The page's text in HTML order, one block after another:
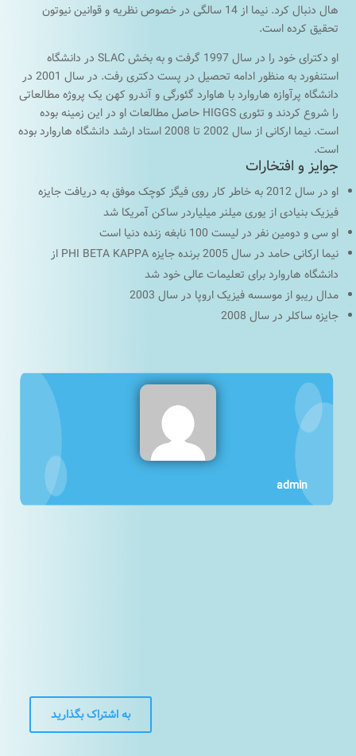
هال دنبال کرد. نیما از 14 سالگی در خصوص نظریه و قوانین نیوتون
تحقیق کرده است.
او دکترای خود را در سال 1997 گرفت و به بخش SLAC در دانشگاه
استنفورد به منظور ادامه تحصیل در پست دکتری رفت. در سال 2001 در
دانشگاه پرآوازه هاروارد با هاوارد گئورگی و آندرو کهن یک پروژه مطالعاتی
را شروع کردند و تئوری HIGGS حاصل مطالعات او در این زمینه بوده
است. نیما ارکانی از سال 2002 تا 2008 استاد ارشد دانشگاه هاروارد بوده
است.
جوایز و افتخارات
او در سال 2012 به خاطر کار روی فیگز کوچک موفق به دریافت جایزه
فیزیک بنیادی از یوری میلنر میلیاردر ساکن آمریکا شد
او سی و دومین نفر در لیست 100 نابغه زنده دنیا است
نیما ارکانی حامد در سال 2005 برنده جایزه PHI BETA KAPPA از
دانشگاه هاروارد برای تعلیمات عالی خود شد
مدال ریبو از موسسه فیزیک اروپا در سال 2003
جایزه ساکلر در سال 2008
admin
به اشتراک بگذارید